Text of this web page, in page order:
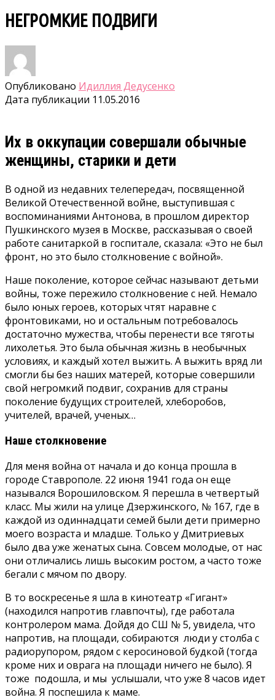
НЕГРОМКИЕ ПОДВИГИ
Опубликовано Идиллия Дедусенко
Дата публикации 11.05.2016
Их в оккупации совершали обычные
женщины, старики и дети
В одной из недавних телепередач, посвященной
Великой Отечественной войне, выступившая с
воспоминаниями Антонова, в прошлом директор
Пушкинского музея в Москве, рассказывая о своей
работе санитаркой в госпитале, сказала: «Это не был
фронт, но это было столкновение с войной».
Наше поколение, которое сейчас называют детьми
войны, тоже пережило столкновение с ней. Немало
было юных героев, которых чтят наравне с
фронтовиками, но и остальным потребовалось
достаточно мужества, чтобы перенести все тяготы
лихолетья. Это была обычная жизнь в необычных
условиях, и каждый хотел выжить. А выжить вряд ли
смогли бы без наших матерей, которые совершили
свой негромкий подвиг, сохранив для страны
поколение будущих строителей, хлеборобов,
учителей, врачей, ученых…
Наше столкновение
Для меня война от начала и до конца прошла в
городе Ставрополе. 22 июня 1941 года он еще
назывался Ворошиловском. Я перешла в четвертый
класс. Мы жили на улице Дзержинского, № 167, где в
каждой из одиннадцати семей были дети примерно
моего возраста и младше. Только у Дмитриевых
было два уже женатых сына. Совсем молодые, от нас
они отличались лишь высоким ростом, а часто тоже
бегали с мячом по двору.
В то воскресенье я шла в кинотеатр «Гигант»
(находился напротив главпочты), где работала
контролером мама. Дойдя до СШ № 5, увидела, что
напротив, на площади, собираются люди у столба с
радиорупором, рядом с керосиновой будкой (тогда
кроме них и оврага на площади ничего не было). Я
тоже подошла, и мы услышали, что уже 8 часов идет
война. Я поспешила к маме.